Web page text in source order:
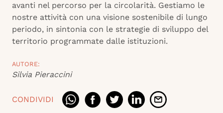
avanti nel percorso per la circolarità. Gestiamo le
nostre attività con una visione sostenibile di lungo
periodo, in sintonia con le strategie di sviluppo del
territorio programmate dalle istituzioni.
AUTORE:
Silvia Pieraccini
CONDIVIDI